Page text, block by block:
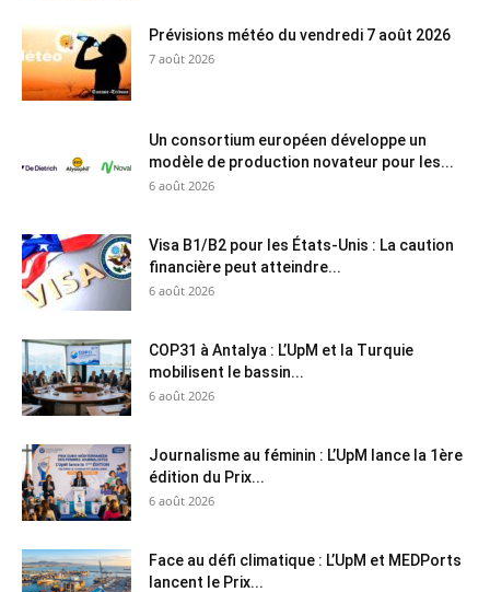
Prévisions météo du vendredi 7 août 2026
7 août 2026
Un consortium européen développe un
modèle de production novateur pour les...
6 août 2026
Visa B1/B2 pour les États-Unis : La caution
financière peut atteindre...
6 août 2026
COP31 à Antalya : L’UpM et la Turquie
mobilisent le bassin...
6 août 2026
Journalisme au féminin : L’UpM lance la 1ère
édition du Prix...
6 août 2026
Face au défi climatique : L’UpM et MEDPorts
lancent le Prix...